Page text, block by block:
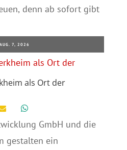
denn ab sofort gibt
AUG. 7, 2026
als Ort der
GmbH und die
gestalten ein